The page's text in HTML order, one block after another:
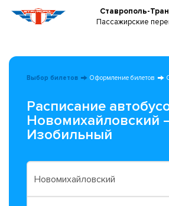
Ставрополь-
Пассажирские
Выбор билетов Оформление билетов
Расписание
Новомихайловский
Изобильный